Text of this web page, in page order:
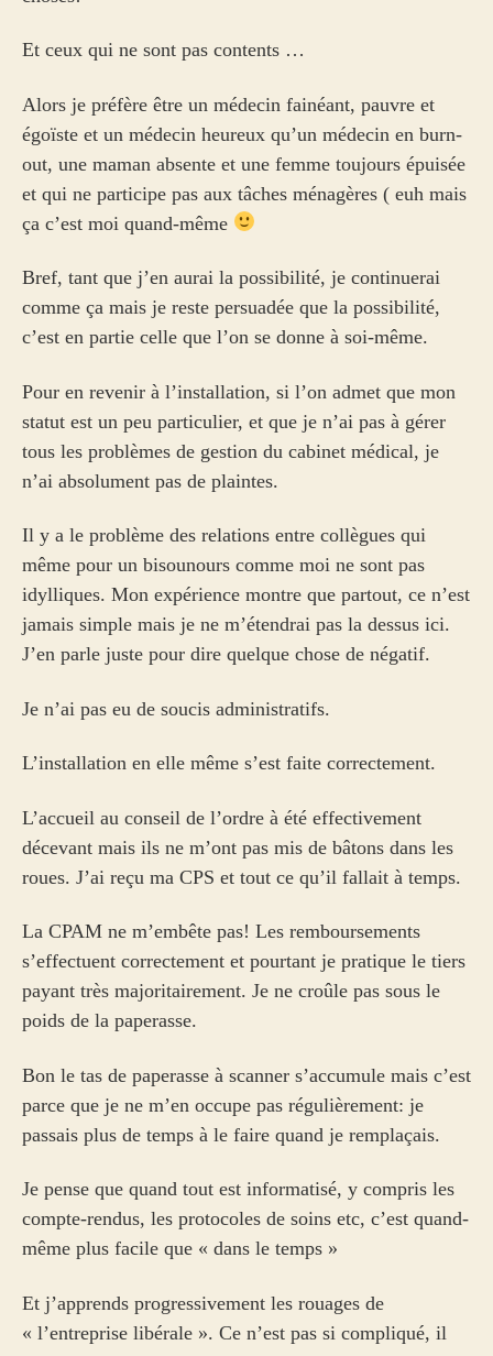
Et ceux qui ne sont pas contents …
Alors je préfère être un médecin fainéant, pauvre et
égoïste et un médecin heureux qu’un médecin en burn-
out, une maman absente et une femme toujours épuisée
et qui ne participe pas aux tâches ménagères ( euh mais
ça c’est moi quand-même
Bref, tant que j’en aurai la possibilité, je continuerai
comme ça mais je reste persuadée que la possibilité,
c’est en partie celle que l’on se donne à soi-même.
Pour en revenir à l’installation, si l’on admet que mon
statut est un peu particulier, et que je n’ai pas à gérer
tous les problèmes de gestion du cabinet médical, je
n’ai absolument pas de plaintes.
Il y a le problème des relations entre collègues qui
même pour un bisounours comme moi ne sont pas
idylliques. Mon expérience montre que partout, ce n’est
jamais simple mais je ne m’étendrai pas la dessus ici.
J’en parle juste pour dire quelque chose de négatif.
Je n’ai pas eu de soucis administratifs.
L’installation en elle même s’est faite correctement.
L’accueil au conseil de l’ordre à été effectivement
décevant mais ils ne m’ont pas mis de bâtons dans les
roues. J’ai reçu ma CPS et tout ce qu’il fallait à temps.
La CPAM ne m’embête pas! Les remboursements
s’effectuent correctement et pourtant je pratique le tiers
payant très majoritairement. Je ne croûle pas sous le
poids de la paperasse.
Bon le tas de paperasse à scanner s’accumule mais c’est
parce que je ne m’en occupe pas régulièrement: je
passais plus de temps à le faire quand je remplaçais.
Je pense que quand tout est informatisé, y compris les
compte-rendus, les protocoles de soins etc, c’est quand-
même plus facile que « dans le temps »
Et j’apprends progressivement les rouages de
« l’entreprise libérale ». Ce n’est pas si compliqué, il